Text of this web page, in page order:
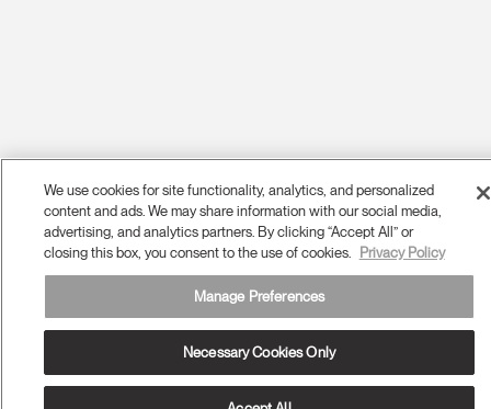
We use cookies for site functionality, analytics, and personalized
content and ads. We may share information with our social media,
advertising, and analytics partners. By clicking “Accept All” or
closing this box, you consent to the use of cookies.
Privacy Policy
Manage Preferences
Necessary Cookies Only